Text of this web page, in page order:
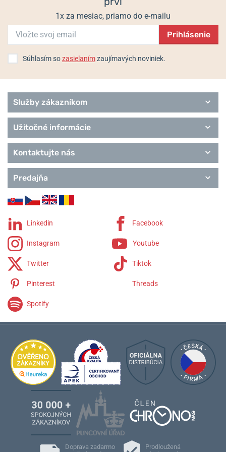
Populárne modelové rady Tissot
Touch Collection
T-Sport
Heritage
T-Lady
T-Pocket
Remienky Tissot
1x za mesiac, priamo do e-mailu
Prihlásenie
Súhlasím sozasielanímzaujímavých noviniek.
Služby zákazníkom
Užitočné informácie
Kontaktujte nás
Predajňa
Linkedin Facebook
Instagram Youtube
Twitter Tiktok
Pinterest Threads
Spotify
Doprava zadarmo
Prodloužená